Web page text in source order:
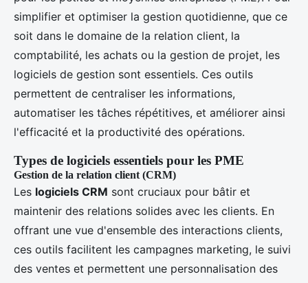
simplifier et optimiser la gestion quotidienne, que ce
soit dans le domaine de la relation client, la
comptabilité, les achats ou la gestion de projet, les
logiciels de gestion sont essentiels. Ces outils
permettent de centraliser les informations,
automatiser les tâches répétitives, et améliorer ainsi
l'efficacité et la productivité des opérations.
Types de logiciels essentiels pour les PME
Gestion de la relation client (CRM)
Les logiciels CRM sont cruciaux pour bâtir et
maintenir des relations solides avec les clients. En
offrant une vue d'ensemble des interactions clients,
ces outils facilitent les campagnes marketing, le suivi
des ventes et permettent une personnalisation des